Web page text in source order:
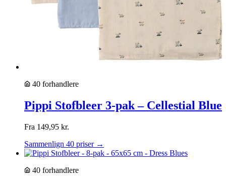
40 forhandlere
Pippi Stofbleer 3-pak – Cellestial Blue
Fra 149,95 kr.
Sammenlign 40 priser →
40 forhandlere